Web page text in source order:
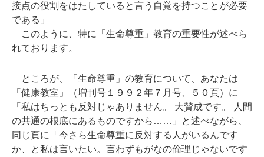
接点の役割をはたしていると言う自覚を持つことが必要
である」
このように、特に「生命尊重」教育の重要性が述べら
れております。
ところが、「生命尊重」の教育について、あなたは
「健康教室」（増刊号１９９２年７月号、５０頁）に
「私はちっとも反対じゃありません。 大賛成です。 人間
の共通の根底にあるものですから……」と述べながら、
同じ頁に「今さら生命尊重に反対する人がいるんです
か、と私は言いたい。言わずもがなの倫理じゃないです